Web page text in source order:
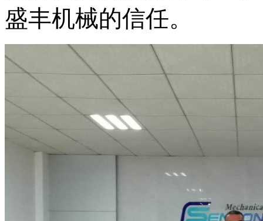
盛丰机械的信任。